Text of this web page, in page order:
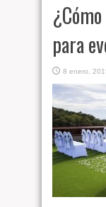
para
8 enero,